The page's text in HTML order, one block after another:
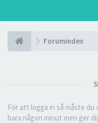
Forumindex
För att logga in så måste
bara någon minut men ger